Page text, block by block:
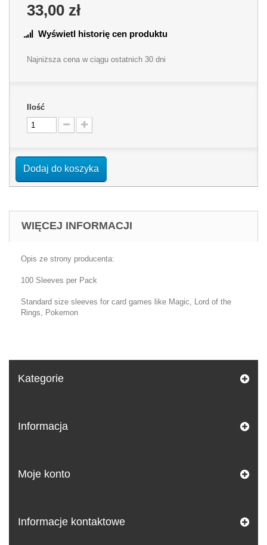
33,00 zł
Wyświetl historię cen produktu
Najniższa cena w ciągu ostatnich 30 dni
Ilość
Dodaj do koszyka
WIĘCEJ INFORMACJI
Opis ze strony producenta:
100 Sleeves per Pack
Standard size sleeves for card games like Magic, Lord of the
Rings, Pokemon
Kategorie
Informacja
Moje konto
Informacje kontaktowe